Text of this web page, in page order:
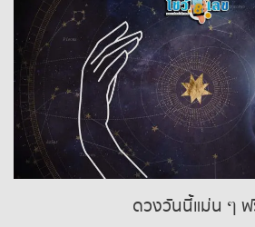
ถ่ายทอดสดหวยฮานอย
ถ่ายทอดสดหวยฮานอยพิเศษ
ถ่ายทอดสดหวยมาเลย์
ถ่ายทอดสดหวยญีปุ่น
ถ่ายทอดสดหวยไต้หวันดวงวันนี้แม่น ๆ